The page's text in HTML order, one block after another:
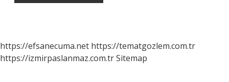
https://efsanecuma.net https://tematgozlem.com.tr
https://izmirpaslanmaz.com.trSitemap